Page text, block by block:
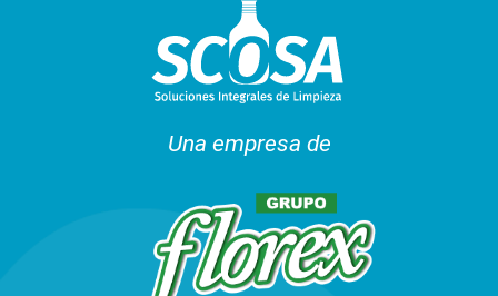
Una empresa de